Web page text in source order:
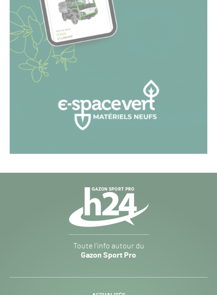
Sport
Pro
-
Toute l’info autour du
Gazon Sport Pro